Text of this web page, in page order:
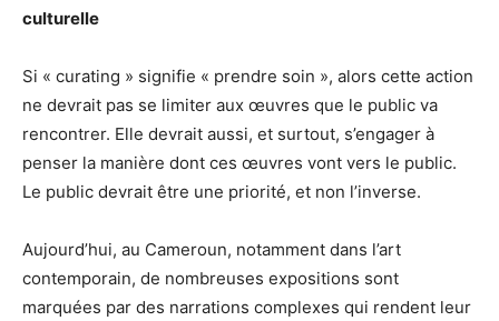
culturelle
Si « curating » signifie « prendre soin », alors cette action
ne devrait pas se limiter aux œuvres que le public va
rencontrer. Elle devrait aussi, et surtout, s’engager à
penser la manière dont ces œuvres vont vers le public.
Le public devrait être une priorité, et non l’inverse.
Aujourd’hui, au Cameroun, notamment dans l’art
contemporain, de nombreuses expositions sont
marquées par des narrations complexes qui rendent leur